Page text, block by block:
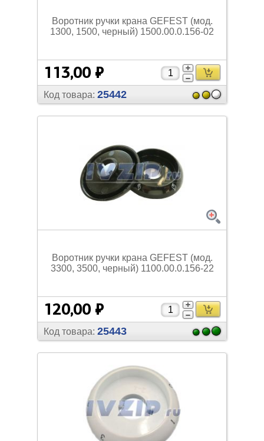
Воротник ручки крана GEFEST (мод.
1300, 1500, черный) 1500.00.0.156-02
113,00 ₽
Код товара: 25442
Воротник ручки крана GEFEST (мод.
3300, 3500, черный) 1100.00.0.156-22
120,00 ₽
Код товара: 25443